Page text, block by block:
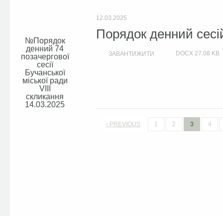
Порядок
денний 74
позачергової
сесії
Бучанської
міської ради
VIIІ
скликання
14.03.2025
12.03.2025
Порядок денний
ЗАВАНТИЖИТИ DOCX 27.08 KB
‹ PREVIOUS 1 2 3 4